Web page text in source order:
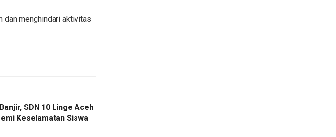
dan menghindari aktivitas
SDN 10 Linge Aceh
Keselamatan Siswa